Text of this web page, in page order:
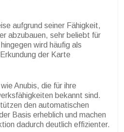
aufgrund seiner Fähigkeit,
abzubauen, sehr beliebt für
wird häufig als
der Karte
Anubis, die für ihre
bekannt sind.
den automatischen
Basis erheblich und machen
dadurch deutlich effizienter.